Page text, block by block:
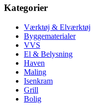
Kategorier
Værktøj & Elværktøj
Byggematerialer
VVS
El & Belysning
Haven
Maling
Isenkram
Grill
Bolig